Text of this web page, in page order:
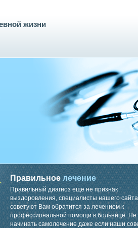
жизни
Правильное лечение
Правильный диагноз еще не признак
выздоровления, специалисты нашего сайта
советуют Вам обратится за лечением к
профессиональной помощи в больнице. Не
начинать самолечение даже если наши